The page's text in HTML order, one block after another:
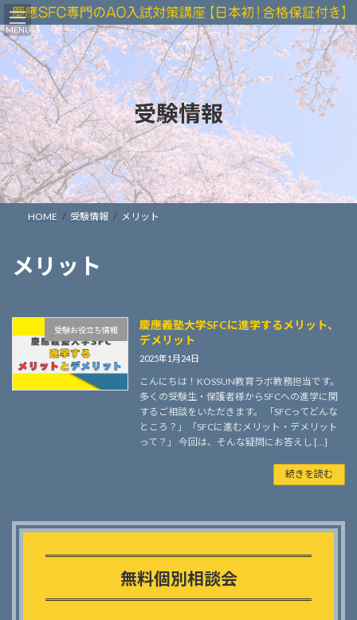
コ
ン
テ
ツ
へ
ス
キ
ッ
プ
ナ
ビ
ゲ
シ
ョ
ン
に
移
動
受験情報
HOME 受験情報 メリット
メリット
受験お役立ち情報
慶應義塾大学SFCに進学するメリット、
デメリット
2025年1月24日
こんにちは！KOSSUN教育ラボ教務担当です。
多くの受験生・保護者様からSFCへの進学に関
するご相談をいただきます。 「SFCってどんな
ところ？」「SFCに進むメリット・デメリット
って？」 今回は、そんな疑問にお答えし […]
続きを読む
無料個別相談会
MENU